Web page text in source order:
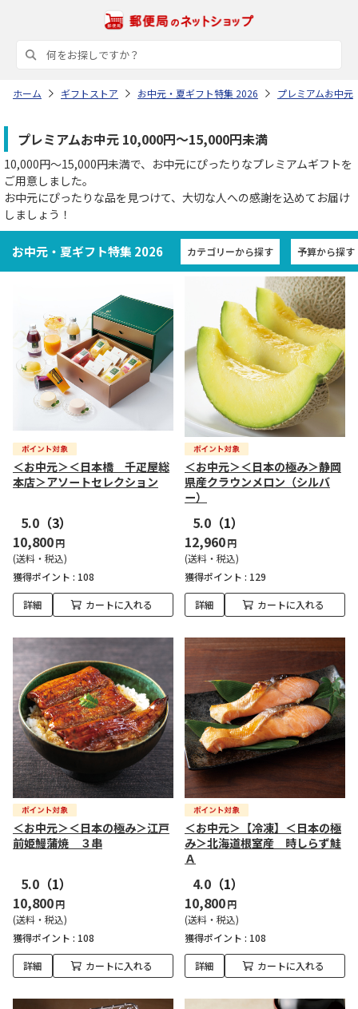
ホーム ギフトストア お中元・夏ギフト特集 2026 プレミアムお中元
プレミアムお中元 10,000円～15,000円未満
10,000円～15,000円未満で、お中元にぴったりなプレミアムギフトを
ご用意しました。
お中元にぴったりな品を見つけて、大切な人への感謝を込めてお届け
しましょう！
お中元・夏ギフト特集 2026 カテゴリーから探す 予算から探す
＜お中元＞＜日本橋 千疋屋総
本店＞アソートセレクション
5.0 （3）
10,800円
(送料・税込)
獲得ポイント : 108
詳細 カートに入れる
＜お中元＞＜日本の極み＞静岡
県産クラウンメロン（シルバ
ー）
5.0 （1）
12,960円
(送料・税込)
獲得ポイント : 129
詳細 カートに入れる
＜お中元＞＜日本の極み＞江戸
前姫鰻蒲焼 ３串
5.0 （1）
10,800円
(送料・税込)
獲得ポイント : 108
詳細 カートに入れる
＜お中元＞【冷凍】＜日本の極
み＞北海道根室産 時しらず鮭
Ａ
4.0 （1）
10,800円
(送料・税込)
獲得ポイント : 108
詳細 カートに入れる